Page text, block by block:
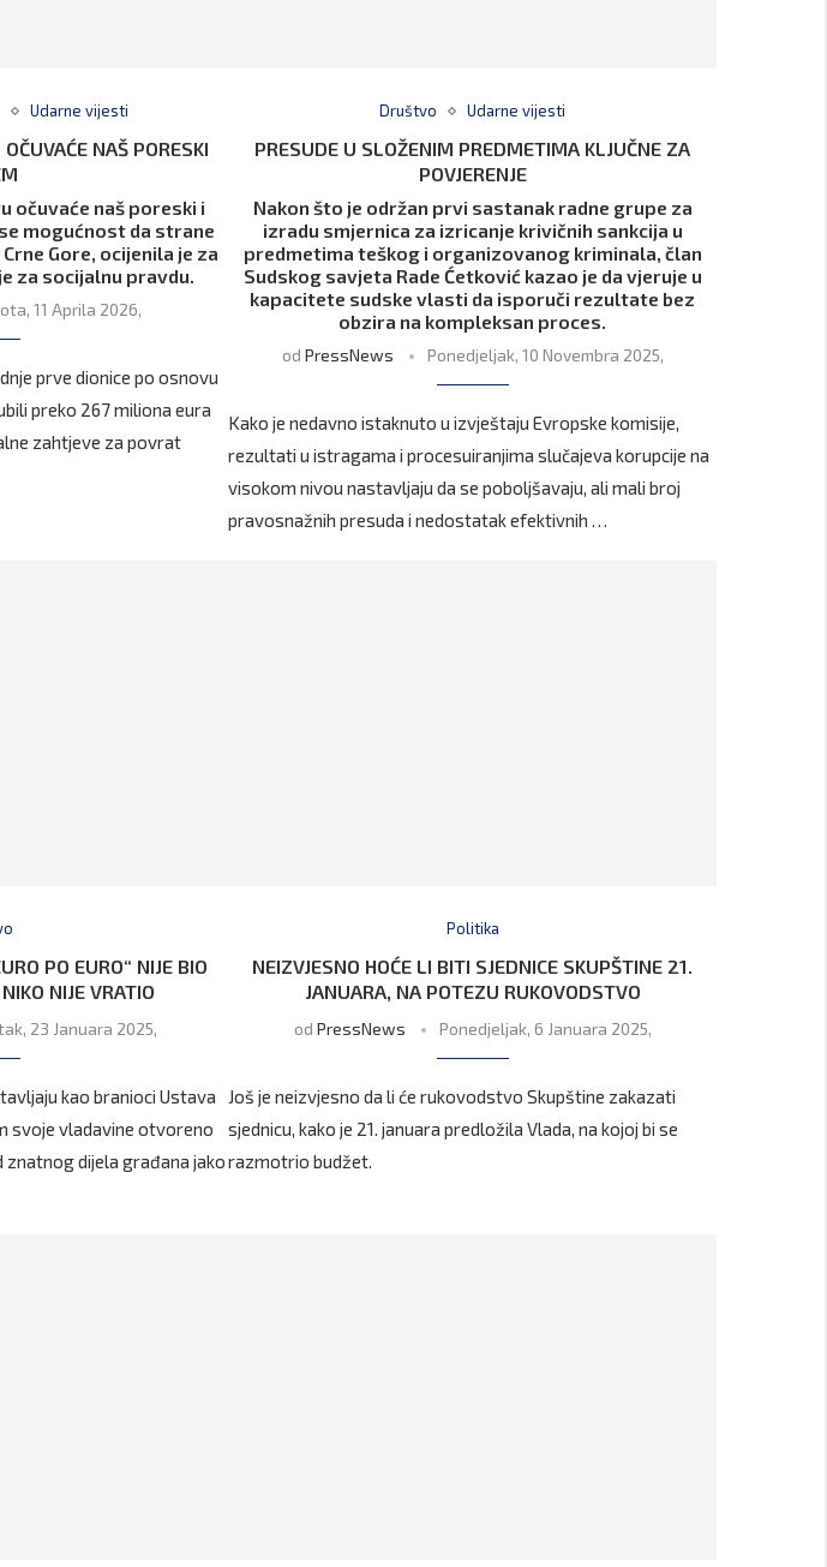
Udarne vijesti
NAŠ PORESKI
očuvaće naš poreski i
mogućnost da strane
Gore, ocijenila je za
za socijalnu pravdu.
11 Aprila 2026,
prve dionice po osnovu
preko 267 miliona eura
zahtjeve za povrat
Društvo Udarne vijesti
PRESUDE U SLOŽENIM PREDMETIMA KLJUČNE ZA
POVJERENJE
Nakon što je održan prvi sastanak radne grupe za
izradu smjernica za izricanje krivičnih sankcija u
predmetima teškog i organizovanog kriminala, član
Sudskog savjeta Rade Ćetković kazao je da vjeruje u
kapacitete sudske vlasti da isporuči rezultate bez
obzira na kompleksan proces.
od PressNews Ponedjeljak, 10 Novembra 2025,
Kako je nedavno istaknuto u izvještaju Evropske komisije,
rezultati u istragama i procesuiranjima slučajeva korupcije na
visokom nivou nastavljaju da se poboljšavaju, ali mali broj
pravosnažnih presuda i nedostatak efektivnih …
PO EURO“ NIJE BIO
NIJE VRATIO
23 Januara 2025,
kao branioci Ustava
svoje vladavine otvoreno
znatnog dijela građana jako
Politika
NEIZVJESNO HOĆE LI BITI SJEDNICE SKUPŠTINE 21.
JANUARA, NA POTEZU RUKOVODSTVO
od PressNews Ponedjeljak, 6 Januara 2025,
Još je neizvjesno da li će rukovodstvo Skupštine zakazati
sjednicu, kako je 21. januara predložila Vlada, na kojoj bi se
razmotrio budžet.